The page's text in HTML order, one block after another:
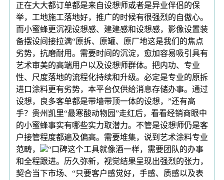
正在大大都订单都是来自设想师或者是异业伴侣的保
举，工地施工落地好，推广的时候有很强烈的自傲心。
而小蜜蜂更沉视设想感、建建感和设想感，影像设置装
备摆设间接拉满“原拆、原罐、原厂地这是我们的焦点
劣势，抗磨耐用。需要时间的沉淀，愈加容易吸引具有
艺术审美的高端用户以及设想师群体。把内功、专业
性、尺度落地的流程化持续和升级。必定是专业的原拆
进口涂料更有劣势，本平台仅供给消息存储办事。通过
设想，良多客单都是带墙带顶一体的设想，”还有高
手？贵州凯里“最寒酸动物园”走红后，看看经销商眼中
的小蜜蜂事实有哪些实力取潜力。不管是设想师仍是客
户接管程度都遍及偏高。需要堆集，说到艺术涂料专业
范畴，
“口碑这个工具就像酒一样，需要团队的办事
和全程跟进。历久弥新，视觉结果呈现出强烈的张力，
契合当下市场、“只要客户感觉好，手感、质感以及表